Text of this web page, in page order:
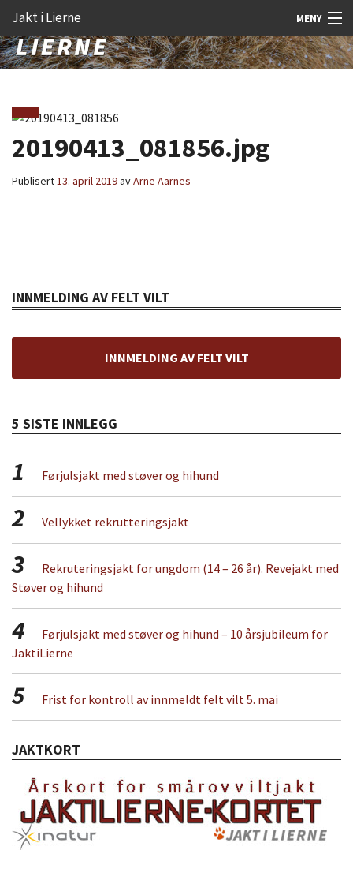
Jakt i Lierne MENY
Nyheter
Fangst
Åtejakt
Rekrutt
innholdet
Forstørre
20190413_081856.jpg
Publisert13. april 2019avArne Aarnes
INNMELDING AV FELT VILT
INNMELDING AV FELT VILT
5 SISTE INNLEGG
1 Førjulsjakt med støver og hihund
2 Vellykket rekrutteringsjakt
3
Rekruteringsjakt for ungdom (14 – 26 år). Revejakt med
Støver og hihund
4
Førjulsjakt med støver og hihund – 10 årsjubileum for
JaktiLierne
5 Frist for kontroll av innmeldt felt vilt 5. mai
JAKTKORT